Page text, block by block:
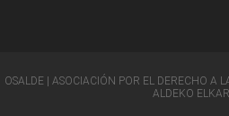
OSALDE | ASOCIACIÓN POR EL DERECHO A
ALDEKO